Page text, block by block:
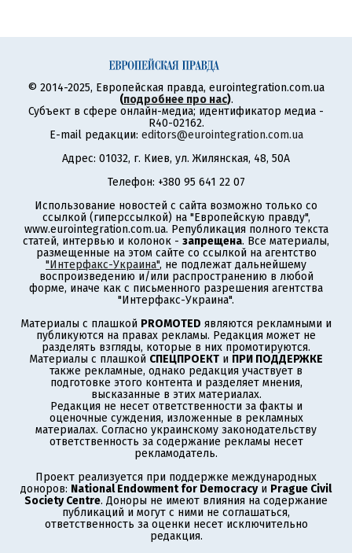
© 2014-2025, Европейская правда, eurointegration.com.ua
(подробнее про нас).
Субъект в сфере онлайн-медиа; идентификатор медиа -
R40-02162.
E-mail редакции: editors@eurointegration.com.ua
Адрес: 01032, г. Киев, ул. Жилянская, 48, 50А
Телефон: +380 95 641 22 07
Использование новостей с сайта возможно только со
ссылкой (гиперссылкой) на "Европейскую правду",
www.eurointegration.com.ua. Републикация полного текста
статей, интервью и колонок - запрещена. Все материалы,
размещенные на этом сайте со ссылкой на агентство
"Интерфакс-Украина", не подлежат дальнейшему
воспроизведению и/или распространению в любой
форме, иначе как с письменного разрешения агентства
"Интерфакс-Украина".
Материалы с плашкой PROMOTED являются рекламными и
публикуются на правах рекламы. Редакция может не
разделять взгляды, которые в них промотируются.
Материалы с плашкой СПЕЦПРОЕКТ и ПРИ ПОДДЕРЖКЕ
также рекламные, однако редакция участвует в
подготовке этого контента и разделяет мнения,
высказанные в этих материалах.
Редакция не несет ответственности за факты и
оценочные суждения, изложенные в рекламных
материалах. Согласно украинскому законодательству
ответственность за содержание рекламы несет
рекламодатель.
Проект реализуется при поддержке международных
доноров: National Endowment for Democracyи Prague Civil
Society Centre. Доноры не имеют влияния на содержание
публикаций и могут с ними не соглашаться,
ответственность за оценки несет исключительно
редакция.